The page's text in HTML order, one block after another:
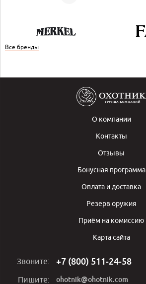
Все бренды
О компании
Контакты
Отзывы
Бонусная программа
Оплата и доставка
Резерв оружия
Приём на комиссию
Карта сайта
Звоните: +7 (800) 511-24-58
Пишите: ohotnik@ohotnik.com